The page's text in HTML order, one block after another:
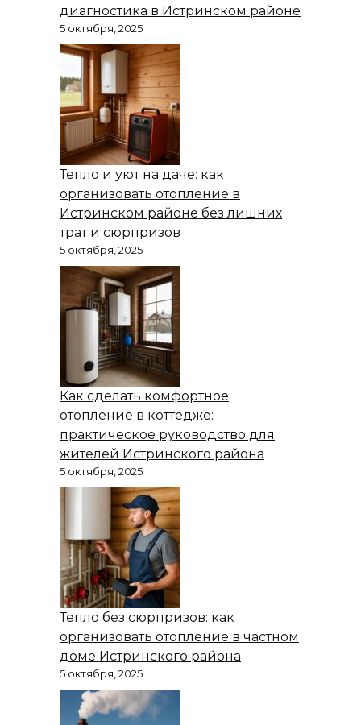
диагностика в Истринском районе
5 октября, 2025
Тепло и уют на даче: как
организовать отопление в
Истринском районе без лишних
трат и сюрпризов
5 октября, 2025
Как сделать комфортное
отопление в коттедже:
практическое руководство для
жителей Истринского района
5 октября, 2025
Тепло без сюрпризов: как
организовать отопление в частном
доме Истринского района
5 октября, 2025